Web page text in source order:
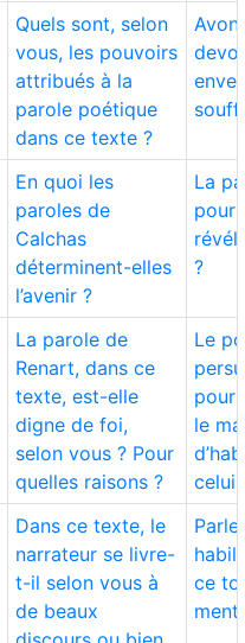
Quels sont, selon
vous, les pouvoirs
attribués à la
parole poétique
dans ce texte ?
En quoi les
paroles de
Calchas
déterminent-elles
l’avenir ?
La
pour
?
La parole de
Renart, dans ce
texte, est-elle
digne de foi,
selon vous ? Pour
quelles raisons ?
Le
pour
le
celui
Dans ce texte, le
narrateur se livre-
t-il selon vous à
de beaux
ce